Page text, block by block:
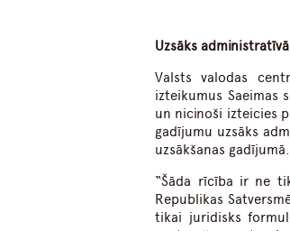
Uzsāks
Valsts valodas
izteikumus Saeimas
un nicinoši izteicies
gadījumu uzsāks
uzsākšanas gadījumā.
“Šāda rīcība ir ne
Republikas
tikai juridisks